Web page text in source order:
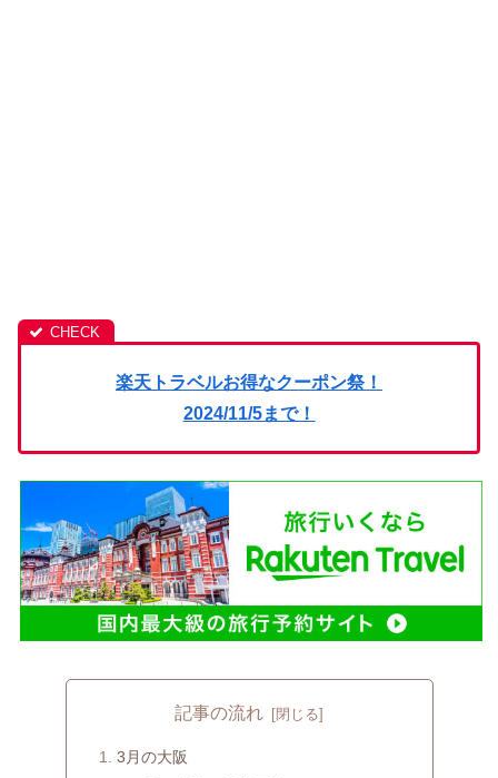
楽天トラベルお得なクーポン祭！
2024/11/5まで！
記事の流れ
3月の大阪